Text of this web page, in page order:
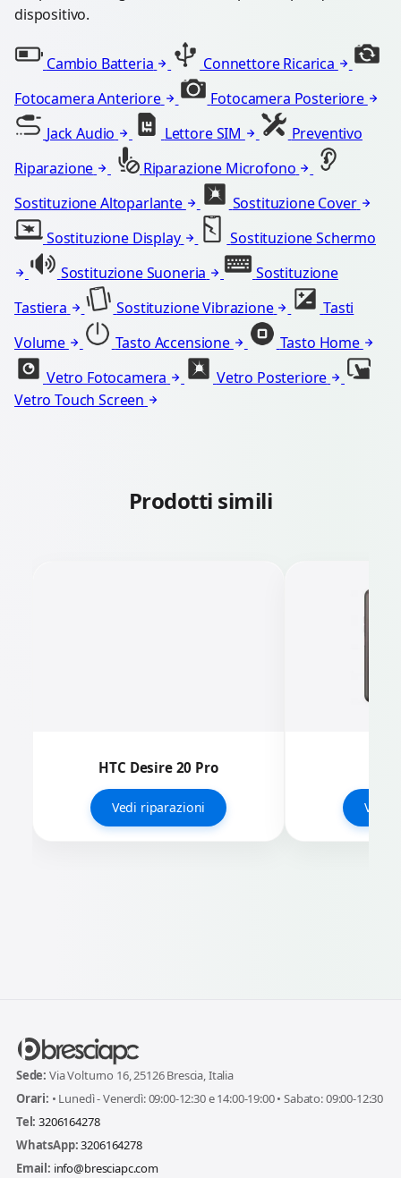
dispositivo.
Cambio Batteria
Connettore Ricarica
Fotocamera Anteriore
Fotocamera Posteriore
Jack Audio
Lettore SIM
Preventivo
Riparazione
Riparazione Microfono
Sostituzione Altoparlante
Sostituzione Cover
Sostituzione Display
Sostituzione Schermo
Sostituzione Suoneria
Sostituzione
Tastiera
Sostituzione Vibrazione
Tasti
Volume
Tasto Accensione
Tasto Home
Vetro Fotocamera
Vetro Posteriore
Vetro Touch Screen
Prodotti simili
HTC Desire 20 Pro
Vedi riparazioni Vedi
Sede: Via Volturno 16, 25126 Brescia, Italia
Orari: • Lunedì - Venerdì: 09:00-12:30 e 14:00-19:00 • Sabato: 09:00-12:30
Tel: 3206164278
WhatsApp:3206164278
Email: info@bresciapc.com